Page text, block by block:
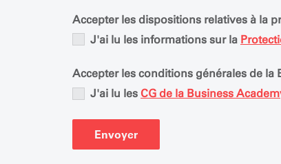
Accepter les dispositions relatives à la
J'ai lu les informations sur la
Accepter les conditions générales de la
J'ai lu les CG de la Business
Envoyer